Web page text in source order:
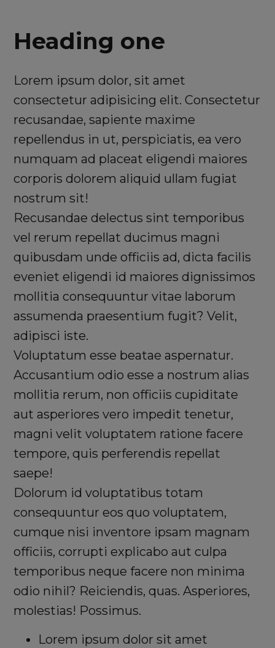
Heading one
Lorem ipsum dolor, sit amet
consectetur adipisicing elit. Consectetur
recusandae, sapiente maxime
repellendus in ut, perspiciatis, ea vero
numquam ad placeat eligendi maiores
corporis dolorem aliquid ullam fugiat
nostrum sit!
Recusandae delectus sint temporibus
vel rerum repellat ducimus magni
quibusdam unde officiis ad, dicta facilis
eveniet eligendi id maiores dignissimos
mollitia consequuntur vitae laborum
assumenda praesentium fugit? Velit,
adipisci iste.
Voluptatum esse beatae aspernatur.
Accusantium odio esse a nostrum alias
mollitia rerum, non officiis cupiditate
aut asperiores vero impedit tenetur,
magni velit voluptatem ratione facere
tempore, quis perferendis repellat
saepe!
Dolorum id voluptatibus totam
consequuntur eos quo voluptatem,
cumque nisi inventore ipsam magnam
officiis, corrupti explicabo aut culpa
temporibus neque facere non minima
odio nihil? Reiciendis, quas. Asperiores,
molestias! Possimus.
Lorem ipsum dolor sit amet